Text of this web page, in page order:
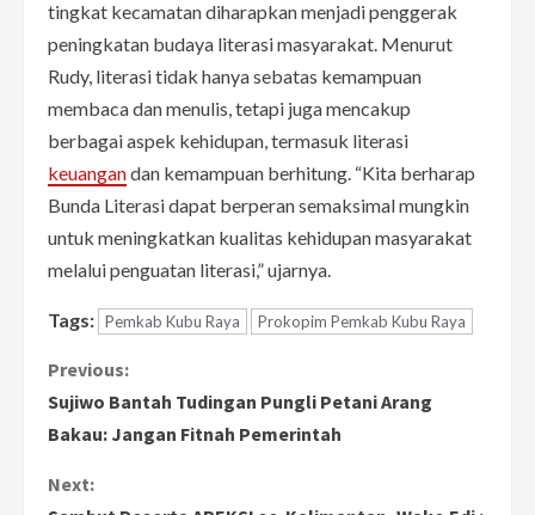
tingkat kecamatan diharapkan menjadi penggerak
peningkatan budaya literasi masyarakat. Menurut
Rudy, literasi tidak hanya sebatas kemampuan
membaca dan menulis, tetapi juga mencakup
berbagai aspek kehidupan, termasuk literasi
keuangandan kemampuan berhitung. “Kita berharap
Bunda Literasi dapat berperan semaksimal mungkin
untuk meningkatkan kualitas kehidupan masyarakat
melalui penguatan literasi,” ujarnya.
Tags: Pemkab Kubu Raya Prokopim Pemkab Kubu Raya
C
o
n
Previous:
Sujiwo Bantah Tudingan Pungli Petani Arang
Bakau: Jangan Fitnah Pemerintah
Next: